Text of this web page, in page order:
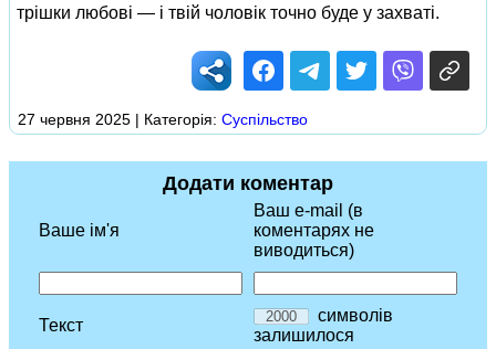
трішки любові — і твій чоловік точно буде у захваті.
27 червня 2025 | Категорія: Суспільство
Додати коментар
Ваше ім'я
Ваш e-mail (в
коментарях не
виводиться)
Текст
символів
залишилося